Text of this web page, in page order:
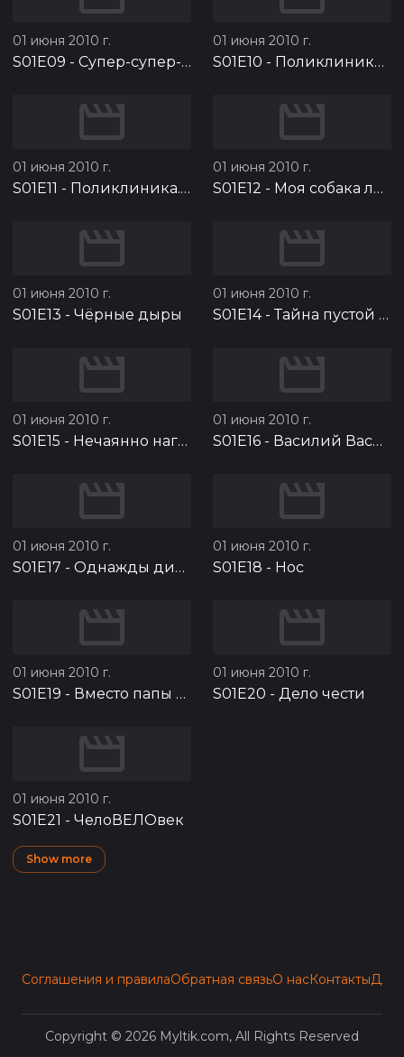
01 июня 2010 г.
S01E09 - Супер-супер-супер мальчик
01 июня 2010 г.
S01E10 - Поликлиника. Часть 1
01 июня 2010 г.
S01E11 - Поликлиника. Часть 2
01 июня 2010 г.
S01E12 - Моя собака любит джаз
01 июня 2010 г.
S01E13 - Чёрные дыры
01 июня 2010 г.
S01E14- Тайна пустой клетки
01 июня 2010 г.
S01E15 - Нечаянно нагрянет
01 июня 2010 г.
S01E16 - Василий Васильевич
01 июня 2010 г.
S01E17 - Однажды директор…
01 июня 2010 г.
S01E18 - Нос
01 июня 2010 г.
S01E19 - Вместо папы на работу
01 июня 2010 г.
S01E20 - Дело чести
01 июня 2010 г.
S01E21 - ЧелоВЕЛОвек
Show more
Соглашения и правилаОбратная связьО насКонтактыДля
Copyright © 2026 Myltik.com, All Rights Reserved